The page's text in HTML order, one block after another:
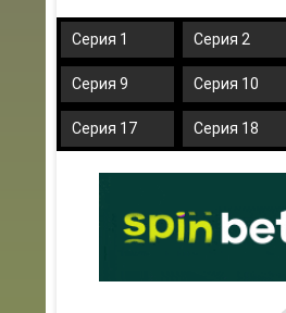
Серия 1 Серия 2
Серия 9 Серия 10
Серия 17 Серия 18